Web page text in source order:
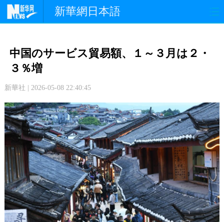
新華網日本語
文 化
中日交流
写 真
中国のサービス貿易額、１～３月は２・
３％増
新華社 | 2026-05-08 22:40:45